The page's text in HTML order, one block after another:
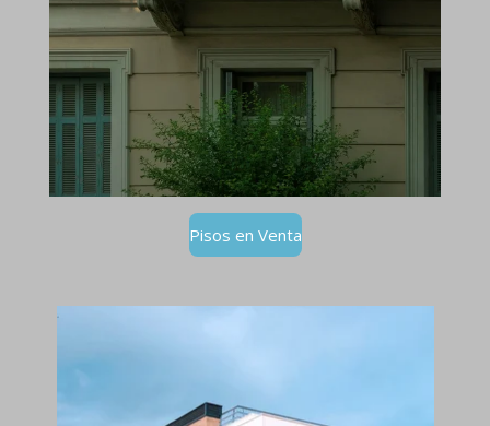
Pisos en Venta